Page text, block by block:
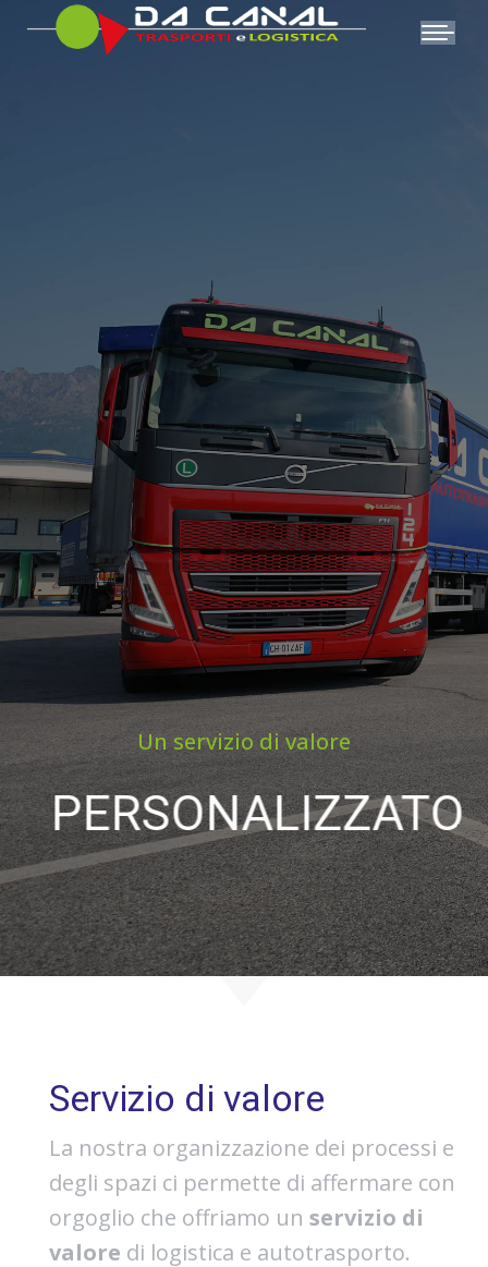
Un servizio di valore
Servizio di valore
La nostra organizzazione dei processi e
degli spazi ci permette di affermare con
orgoglio che offriamo un servizio di
valore di logistica e autotrasporto.